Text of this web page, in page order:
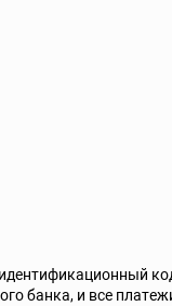
банка, и все